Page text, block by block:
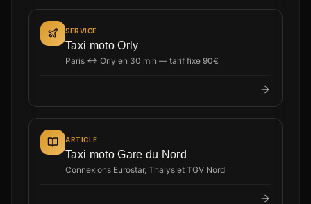
SERVICE
Taxi moto Orly
Paris ↔ Orly en 30 min — tarif fixe 90€
ARTICLE
Taxi moto Gare du Nord
Connexions Eurostar, Thalys et TGV Nord